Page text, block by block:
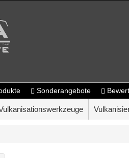
Sonderangebote